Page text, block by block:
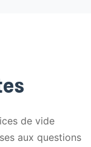
de vide
aux questions